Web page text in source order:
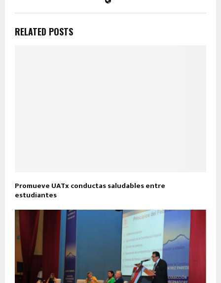
RELATED POSTS
Promueve UATx conductas saludables entre
estudiantes